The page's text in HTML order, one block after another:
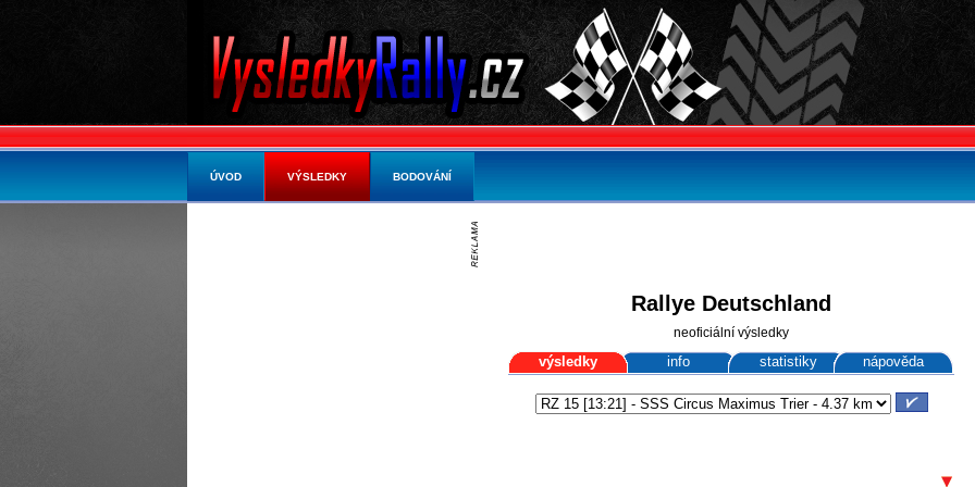
Rallye Deutschland
neoficiální výsledky
výsledky info statistiky nápověda
ÚVOD VÝSLEDKY BODOVÁNÍ